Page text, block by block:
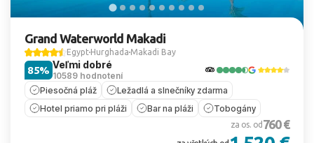
Grand Waterworld Makadi
Egypt Hurghada Makadi Bay
Veľmi dobré
10589 hodnotení
85%
Piesočná pláž
Ležadlá a slnečníky zdarma
Hotel priamo pri pláži
Bar na pláži Tobogány
za os. od 760 €